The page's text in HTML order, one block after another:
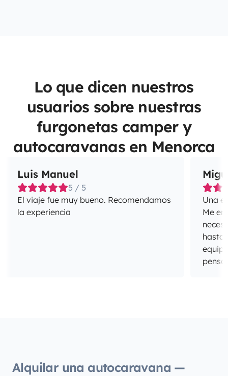
Lo que dicen nuestros
usuarios sobre nuestras
furgonetas camper y
autocaravanas en Menorca
Luis Manuel
5 / 5
El viaje fue muy bueno. Recomendamos
la experiencia
Una
Me
hasta
Alquilar una autocaravana —